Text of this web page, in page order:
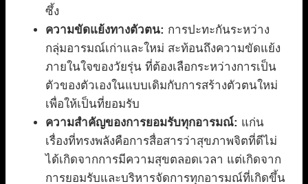
ซึ้ง
ความขัดแย้งทางตัวตน: การปะทะกันระหว่าง
กลุ่มอารมณ์เก่าและใหม่ สะท้อนถึงความขัดแย้ง
ภายในใจของวัยรุ่น ที่ต้องเลือกระหว่างการเป็น
ตัวของตัวเองในแบบเดิมกับการสร้างตัวตนใหม่
เพื่อให้เป็นที่ยอมรับ
ความสำคัญของการยอมรับทุกอารมณ์: แก่น
เรื่องที่ทรงพลังคือการสื่อสารว่าสุขภาพจิตที่ดีไม่
ได้เกิดจากการมีความสุขตลอดเวลา แต่เกิดจาก
การยอมรับและบริหารจัดการทุกอารมณ์ที่เกิดขึ้น